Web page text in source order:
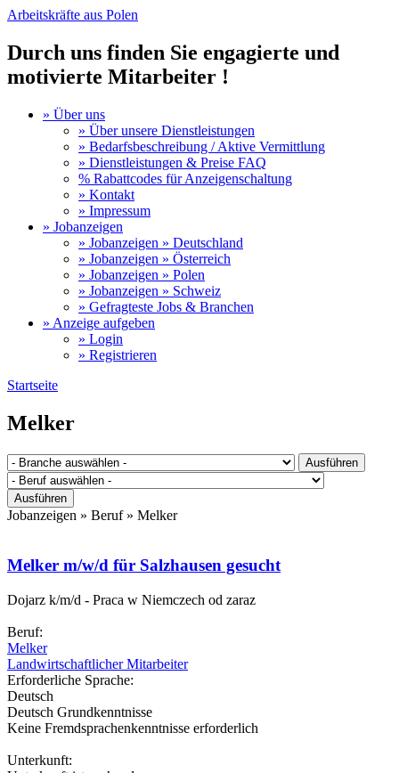
Arbeitskräfte aus Polen
Durch uns finden Sie engagierte und
motivierte Mitarbeiter !
» Über uns
» Über unsere Dienstleistungen
» Bedarfsbeschreibung / Aktive Vermittlung
» Dienstleistungen & Preise FAQ
% Rabattcodes für Anzeigenschaltung
» Kontakt
» Impressum
» Jobanzeigen
» Jobanzeigen » Deutschland
» Jobanzeigen » Österreich
» Jobanzeigen » Polen
» Jobanzeigen » Schweiz
» Gefragteste Jobs & Branchen
» Anzeige aufgeben
» Login
» Registrieren
Startseite
Melker
Jobanzeigen » Beruf » Melker
Melker m/w/d für Salzhausen gesucht
Dojarz k/m/d - Praca w Niemczech od zaraz
Beruf:
Melker
Landwirtschaftlicher Mitarbeiter
Erforderliche Sprache:
Deutsch
Deutsch Grundkenntnisse
Keine Fremdsprachenkenntnisse erforderlich
Unterkunft: